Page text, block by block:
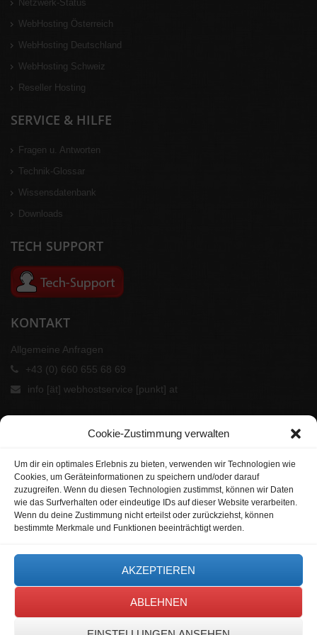
Cookie-Zustimmung verwalten
Um dir ein optimales Erlebnis zu bieten, verwenden wir Technologien wie
Cookies, um Geräteinformationen zu speichern und/oder darauf
zuzugreifen. Wenn du diesen Technologien zustimmst, können wir Daten
wie das Surfverhalten oder eindeutige IDs auf dieser Website verarbeiten.
Wenn du deine Zustimmung nicht erteilst oder zurückziehst, können
bestimmte Merkmale und Funktionen beeinträchtigt werden.
AKZEPTIEREN
ABLEHNEN
Netzwerk-Status
WebHosting Österreich
WebHosting Deutschland
WebHosting Schweiz
Reseller Hosting
SERVICE & HILFE
Fragen u. Antworten
Technik-Glossar
Wissensdatenbank
Downloads
TECH SUPPORT
KONTAKT
Allgemeine Anfragen
+43 (0) 660 655 68 69
info [ät] webhostservice [punkt] at
UNSERE PARTNER